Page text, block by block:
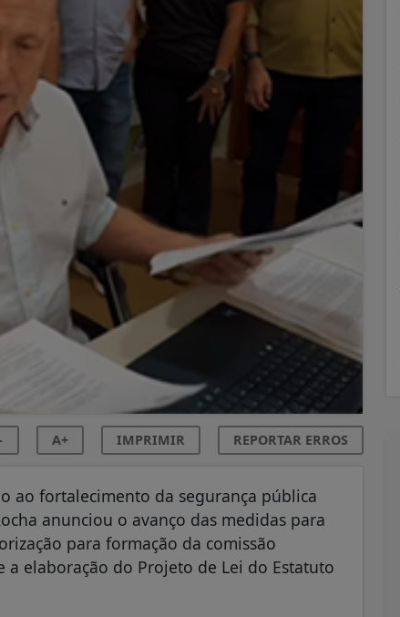
A+ IMPRIMIR REPORTAR ERROS
ao fortalecimento da segurança pública
anunciou o avanço das medidas para
para formação da comissão
elaboração do Projeto de Lei do Estatuto